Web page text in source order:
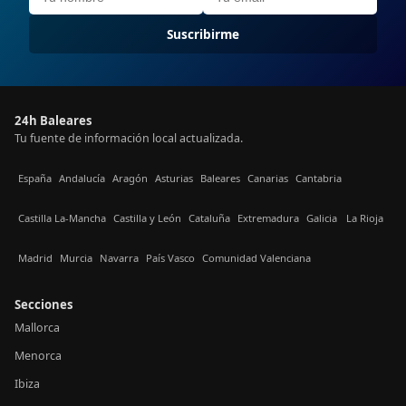
Suscribirme
24h Baleares
Tu fuente de información local actualizada.
España Andalucía Aragón Asturias Baleares Canarias Cantabria
Castilla La-Mancha Castilla y León Cataluña Extremadura Galicia La Rioja
Madrid Murcia Navarra País Vasco Comunidad Valenciana
Secciones
Mallorca
Menorca
Ibiza